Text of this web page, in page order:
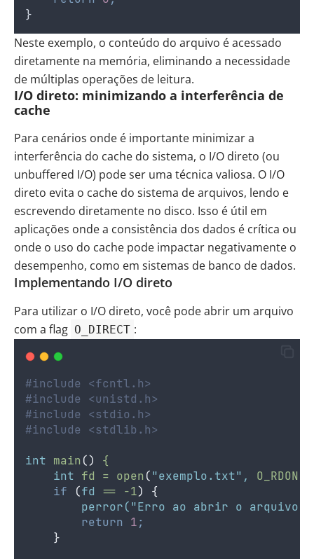
}
Neste exemplo, o conteúdo do arquivo é acessado
diretamente na memória, eliminando a necessidade
de múltiplas operações de leitura.
I/O direto: minimizando a interferência de
cache
Para cenários onde é importante minimizar a
interferência do cache do sistema, o I/O direto (ou
unbuffered I/O) pode ser uma técnica valiosa. O I/O
direto evita o cache do sistema de arquivos, lendo e
escrevendo diretamente no disco. Isso é útil em
aplicações onde a consistência dos dados é crítica ou
onde o uso do cache pode impactar negativamente o
desempenho, como em sistemas de banco de dados.
Implementando I/O direto
Para utilizar o I/O direto, você pode abrir um arquivo
com a flag O_DIRECT :
#include <fcntl.h>
#include <unistd.h>
#include <stdio.h>
#include <stdlib.h>
int main ()
{
int fd = open ("exemplo.txt" ,
O_RDONLY
if
(fd == -1)
{
perror("Erro ao abrir o arquivo"
return
1;
}